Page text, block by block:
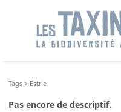
Tags > Estrie
Pas encore de descriptif.